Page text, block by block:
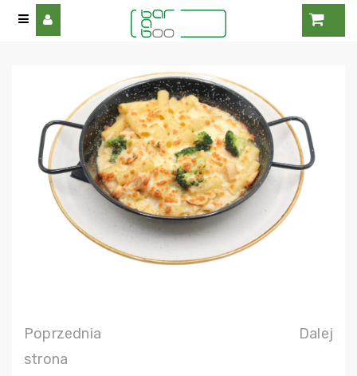
Poprzednia
strona
Dalej